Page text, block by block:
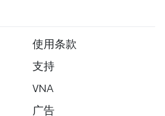
使用条款
支持
VNA
广告